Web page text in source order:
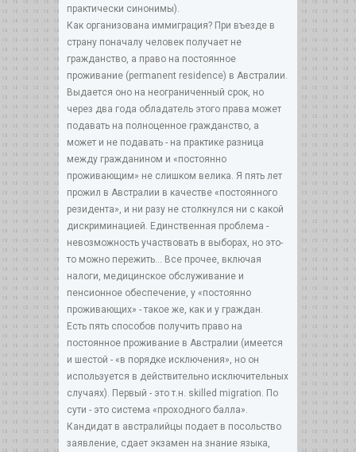
практически синонимы).
Как организована иммиграция? При въезде в
страну поначалу человек получает не
гражданство, а право на постоянное
проживание (permanent residence) в Австралии.
Выдается оно на неограниченный срок, но
через два года обладатель этого права может
подавать на полноценное гражданство, а
может и не подавать - на практике разница
между гражданином и «постоянно
проживающим» не слишком велика. Я пять лет
прожил в Австралии в качестве «постоянного
резидента», и ни разу не столкнулся ни с какой
дискриминацией. Единственная проблема -
невозможность участвовать в выборах, но это-
то можно пережить… Все прочее, включая
налоги, медицинское обслуживание и
пенсионное обеспечение, у «постоянно
проживающих» - такое же, как и у граждан.
Есть пять способов получить право на
постоянное проживание в Австралии (имеется
и шестой - «в порядке исключения», но он
используется в действительно исключительных
случаях). Первый - это т.н. skilled migration. По
сути - это система «проходного балла».
Кандидат в австралийцы подает в посольство
заявление, сдает экзамен на знание языка,